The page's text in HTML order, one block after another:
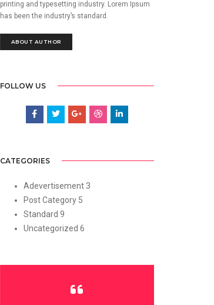
printing and typesetting industry. Lorem Ipsum
has been the industry’s standard.
ABOUT AUTHOR
FOLLOW US
CATEGORIES
Adevertisement 3
Post Category 5
Standard 9
Uncategorized 6